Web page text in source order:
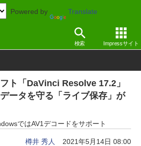
Powered by Translate
検索 Impressサイト
Windows
ト「DaVinci Resolve 17.2」
ータを守る「ライブ保存」が
ではAV1デコードをサポート
樽井 秀人 2021年5月14日 08:00